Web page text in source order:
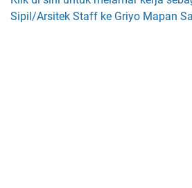
Sipil/Arsitek Staff ke Griyo Mapan